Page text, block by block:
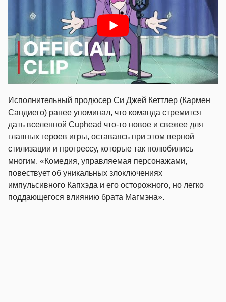
Исполнительный продюсер Си Джей Кеттлер (Кармен
Сандиего) ранее упоминал, что команда стремится
дать вселенной Cuphead что-то новое и свежее для
главных героев игры, оставаясь при этом верной
стилизации и прогрессу, которые так полюбились
многим. «Комедия, управляемая персонажами,
повествует об уникальных злоключениях
импульсивного Капхэда и его осторожного, но легко
поддающегося влиянию брата Магмэна».